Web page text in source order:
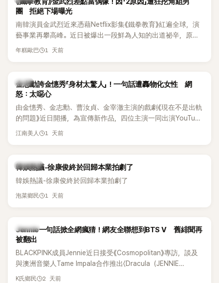
智英兩位女成員，以及張錫炫、Chris Kim 兩位男成員組成。不
過後來爆出長達四年的團內霸凌風波，甚至傳出徐智英母親對
李智惠言語辱罵、動手等爭議，最終團體於 2002 年解散。 團
體解散後，李智惠轉型 solo，靠著綜藝與歌唱實力持續活躍演
藝圈。據悉，她當年能加入 S#arp，也與 李尚敏 的賞識有關。
感情方面，李智惠於 2017 年與圈外男友結婚，婚後育有兩個
目，她經營的 YouTube 頻道也即將突破百萬訂閱，近年內容深
受網友喜愛，再度迎來事業第二春。
團 拒絕下場曝光
南韓演員金武烈近來憑藉Netflix影集《鐵拳教育》紅遍全球，演
藝事業再攀高峰。近日被爆出一段鮮為人知的出道祕辛，原來
他當年差點不是以演員身分出道，而是成為男團偶像的一員。
年糕歐巴 1 天前
韓星
金志勳誇金憓秀「身材太驚人」！一句話遭轟物化女性 網
怒：太噁心
由金憓秀、金志勳、曹汝貞、金宰澈主演的戲劇《現在不是出軌
的問題》近日開播，為宣傳新作品，四位主演一同出演YouTube
節目，不料訪談中的一段發言卻意外掀起爭議。不少網友認
江南美人 1 天前
熱議討論
韓娛熱議-徐康俊終於回歸本業拍劇了
韓娛熱議-徐康俊終於回歸本業拍劇了
泡菜鄉民 1 天前
K-POP
Jennie一句話掀全網瘋猜！網友全聯想到BTS V 舊緋聞再
被翻出
BLACKPINK成員Jennie近日接受《Cosmopolitan》專訪，談及
與澳洲音樂人Tame Impala合作推出〈Dracula（JENNIE
Remix）〉的幕後故事，沒想到她一句關於「共同朋友」的回答，
K氏鄉民 2 天前